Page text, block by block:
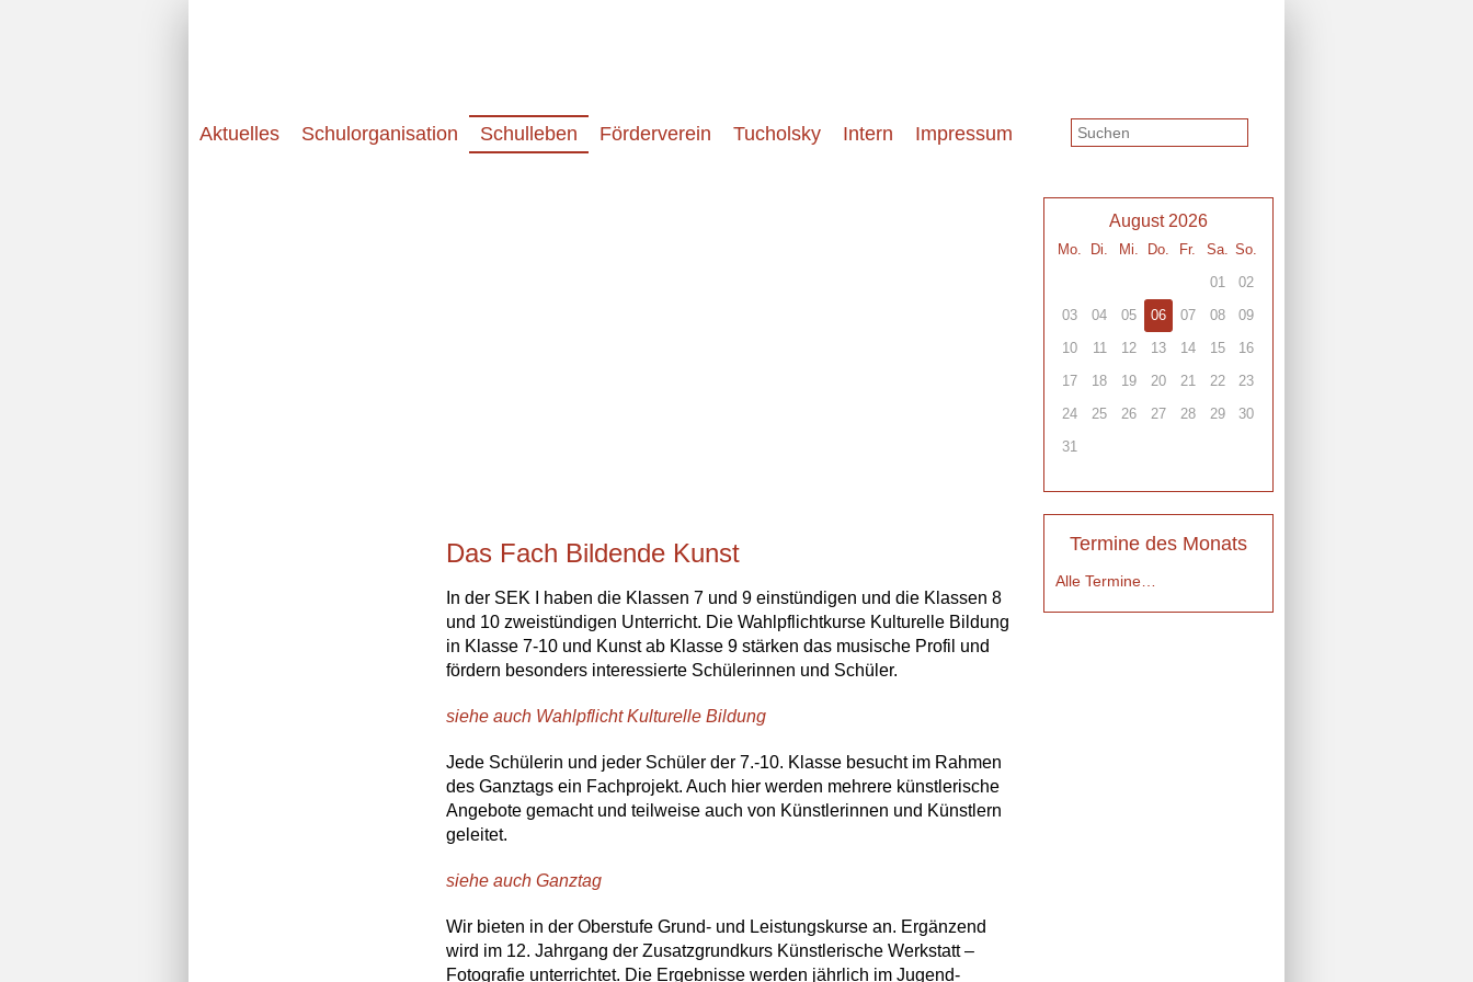
Aktuelles Schulorganisation Schulleben Förderverein Tucholsky Intern Impressum
Das Fach Bildende Kunst
In der SEK I haben die Klassen 7 und 9 einstündigen und die Klassen 8
und 10 zweistündigen Unterricht. Die Wahlpflichtkurse Kulturelle Bildung
in Klasse 7-10 und Kunst ab Klasse 9 stärken das musische Profil und
fördern besonders interessierte Schülerinnen und Schüler.
siehe auch Wahlpflicht Kulturelle Bildung
Jede Schülerin und jeder Schüler der 7.-10. Klasse besucht im Rahmen
des Ganztags ein Fachprojekt. Auch hier werden mehrere künstlerische
Angebote gemacht und teilweise auch von Künstlerinnen und Künstlern
geleitet.
siehe auch Ganztag
Wir bieten in der Oberstufe Grund- und Leistungskurse an. Ergänzend
wird im 12. Jahrgang der Zusatzgrundkurs Künstlerische Werkstatt –
Fotografie unterrichtet. Die Ergebnisse werden jährlich im Jugend-
August 2026
Mo. Di. Mi. Do. Fr. Sa. So.
01
02
03
04 05 06 07 08
09
10
11 12 13 14 15
16
17
18 19 20 21 22
23
24
25 26 27 28 29
30
31
Termine des Monats
Alle Termine…